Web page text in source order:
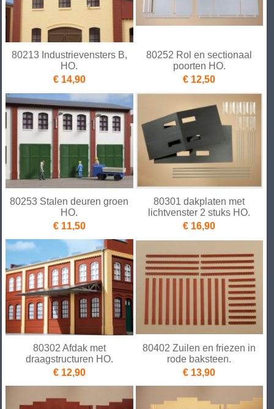
80213 Industrievensters B,
HO.
€ 14,90
80252 Rol en sectionaal
poorten HO.
€ 12,50
80253 Stalen deuren groen
HO.
€ 11,50
80301 dakplaten met
lichtvenster 2 stuks HO.
€ 16,90
80302 Afdak met
draagstructuren HO.
€ 12,90
80402 Zuilen en friezen in
rode baksteen.
€ 13,90